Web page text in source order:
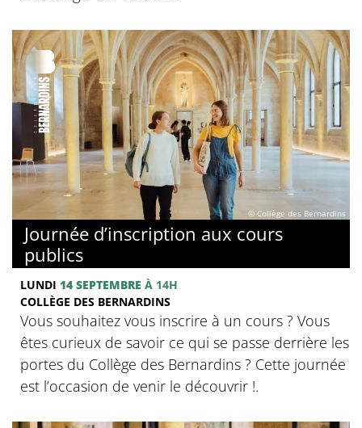
© Collège des Bernardins
Journée d’inscription aux cours
publics
LUNDI 14 SEPTEMBRE À 14H
COLLÈGE DES BERNARDINS
Vous souhaitez vous inscrire à un cours ? Vous
êtes curieux de savoir ce qui se passe derrière les
portes du Collège des Bernardins ? Cette journée
est l’occasion de venir le découvrir !.